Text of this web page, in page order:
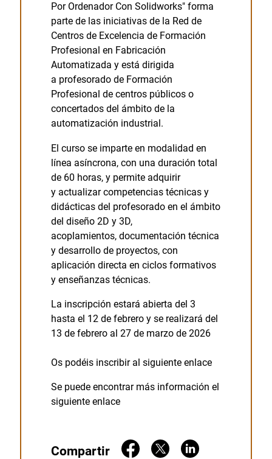
Por Ordenador Con Solidworks" forma
parte de las iniciativas de la Red de
Centros de Excelencia de Formación
Profesional en Fabricación
Automatizada y está dirigida
a profesorado de Formación
Profesional de centros públicos o
concertados del ámbito de la
automatización industrial.
El curso se imparte en modalidad en
línea asíncrona, con una duración total
de 60 horas, y permite adquirir
y actualizar competencias técnicas y
didácticas del profesorado en el ámbito
del diseño 2D y 3D,
acoplamientos, documentación técnica
y desarrollo de proyectos, con
aplicación directa en ciclos formativos
y enseñanzas técnicas.
La inscripción estará abierta del 3
hasta el 12 de febrero y se realizará del
13 de febrero al 27 de marzo de 2026
Os podéis inscribir al siguiente enlace
Se puede encontrar más información el
siguiente enlace
Compartir